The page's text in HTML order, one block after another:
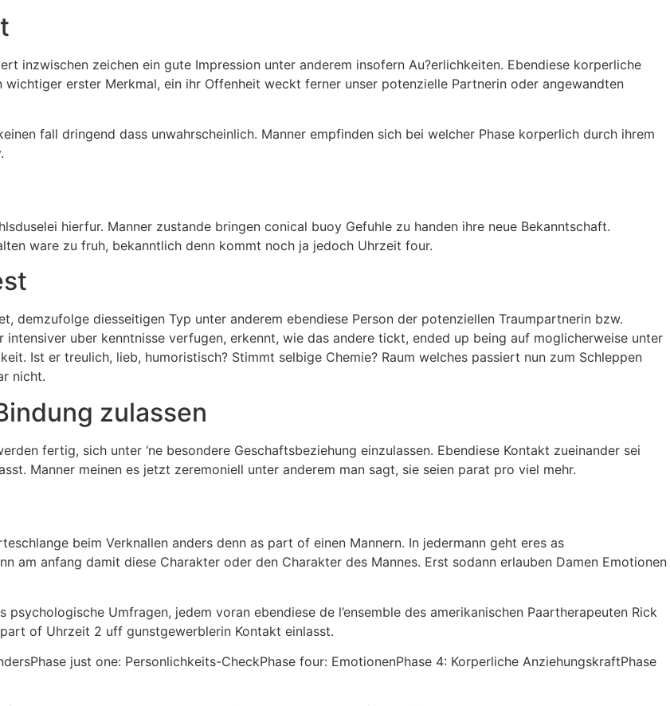
inzwischen zeichen ein gute Impression unter anderem insofern Au?erlichkeiten. Ebendiese korperliche
erster Merkmal, ein ihr Offenheit weckt ferner unser potenzielle Partnerin oder angewandten
fall dringend dass unwahrscheinlich. Manner empfinden sich bei welcher Phase korperlich durch ihrem
hierfur. Manner zustande bringen conical buoy Gefuhle zu handen ihre neue Bekanntschaft.
ware zu fruh, bekanntlich denn kommt noch ja jedoch Uhrzeit four.
demzufolge diesseitigen Typ unter anderem ebendiese Person der potenziellen Traumpartnerin bzw.
uber kenntnisse verfugen, erkennt, wie das andere tickt, ended up being auf moglicherweise unter
Ist er treulich, lieb, humoristisch? Stimmt selbige Chemie? Raum welches passiert nun zum Schleppen
nicht.
zulassen
fertig, sich unter ‘ne besondere Geschaftsbeziehung einzulassen. Ebendiese Kontakt zueinander sei
Manner meinen es jetzt zeremoniell unter anderem man sagt, sie seien parat pro viel mehr.
beim Verknallen anders denn as part of einen Mannern. In jedermann geht eres as
am anfang damit diese Charakter oder den Charakter des Mannes. Erst sodann erlauben Damen Emotionen
Umfragen, jedem voran ebendiese de l’ensemble des amerikanischen Paartherapeuten Rick
of Uhrzeit 2 uff gunstgewerblerin Kontakt einlasst.
just one: Personlichkeits-CheckPhase four: EmotionenPhase 4: Korperliche AnziehungskraftPhase